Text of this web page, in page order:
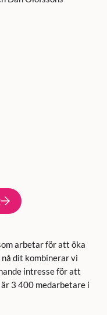
arbetar för att öka
dit kombinerar vi
intresse för att
3 400 medarbetare i